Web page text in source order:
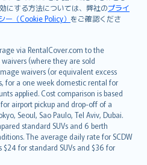
にする方法については、弊社のプライ
ー（Cookie Policy） をご確認くださ
via RentalCover.com to the
(where they are sold
waivers (or equivalent excess
for a one week domestic rental for
applied. Cost comparison is based
airport pickup and drop-off of a
Seoul, Sao Paulo, Tel Aviv, Dubai.
standard SUVs and 6 berth
The average daily rate for SCDW
for standard SUVs and $36 for